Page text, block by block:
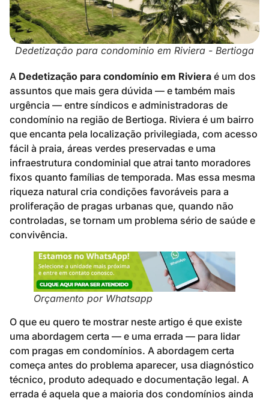
Dedetização para condominio em Riviera - Bertioga
A Dedetização para condomínio em Riviera é um dos
assuntos que mais gera dúvida — e também mais
urgência — entre síndicos e administradoras de
condomínio na região de Bertioga. Riviera é um bairro
que encanta pela localização privilegiada, com acesso
fácil à praia, áreas verdes preservadas e uma
infraestrutura condominial que atrai tanto moradores
fixos quanto famílias de temporada. Mas essa mesma
riqueza natural cria condições favoráveis para a
proliferação de pragas urbanas que, quando não
controladas, se tornam um problema sério de saúde e
convivência.
Orçamento por Whatsapp
O que eu quero te mostrar neste artigo é que existe
uma abordagem certa — e uma errada — para lidar
com pragas em condomínios. A abordagem certa
começa antes do problema aparecer, usa diagnóstico
técnico, produto adequado e documentação legal. A
errada é aquela que a maioria dos condomínios ainda